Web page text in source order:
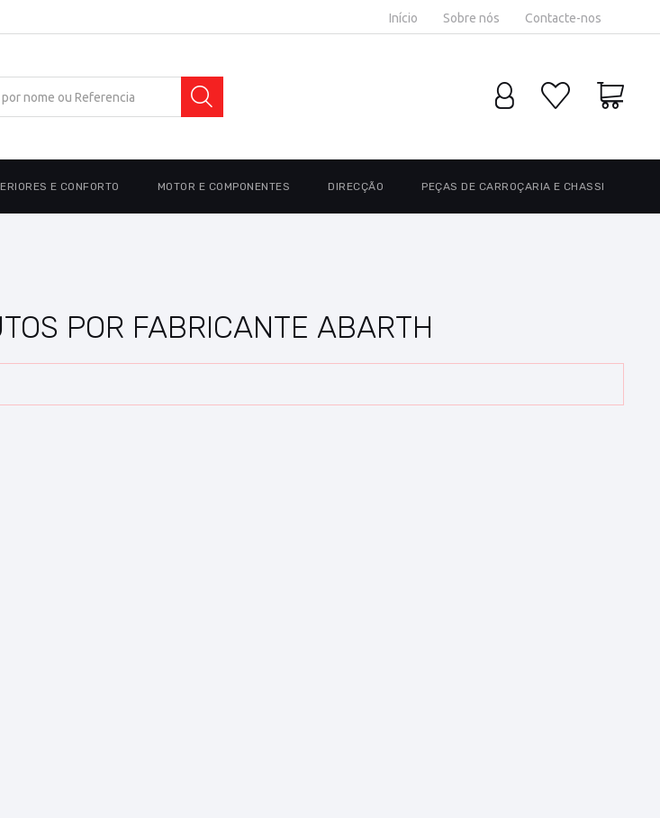
Início Sobre nós Contacte-nos
E CONFORTO MOTOR E COMPONENTES DIRECÇÃO PEÇAS DE CARROÇARIA E CHASSI
POR FABRICANTE ABARTH